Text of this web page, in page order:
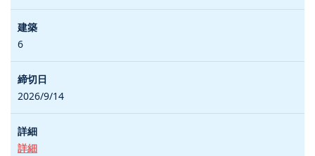
6
2026/9/14
詳細